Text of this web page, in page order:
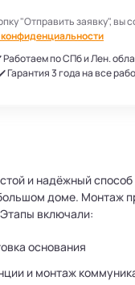
"Отправить заявку", вы
по СПб и Лен.
Гарантия 3 года на все
и надёжный способ
доме. Монтаж
включали:
основания
и монтаж